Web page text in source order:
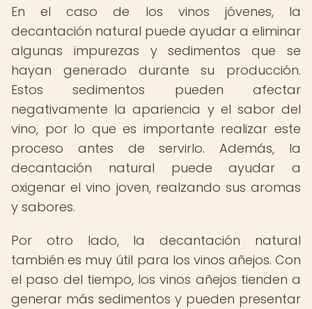
En el caso de los vinos jóvenes, la
decantación natural puede ayudar a eliminar
algunas impurezas y sedimentos que se
hayan generado durante su producción.
Estos sedimentos pueden afectar
negativamente la apariencia y el sabor del
vino, por lo que es importante realizar este
proceso antes de servirlo. Además, la
decantación natural puede ayudar a
oxigenar el vino joven, realzando sus aromas
y sabores.
Por otro lado, la decantación natural
también es muy útil para los vinos añejos. Con
el paso del tiempo, los vinos añejos tienden a
generar más sedimentos y pueden presentar